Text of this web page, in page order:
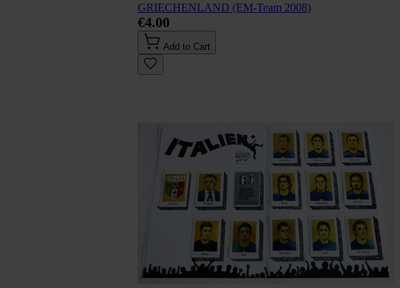
GRIECHENLAND (EM-Team 2008)
€4.00
Add to Cart